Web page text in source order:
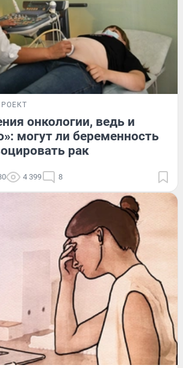
онкологии, ведь и
могут ли беременность
рак
4 399 8